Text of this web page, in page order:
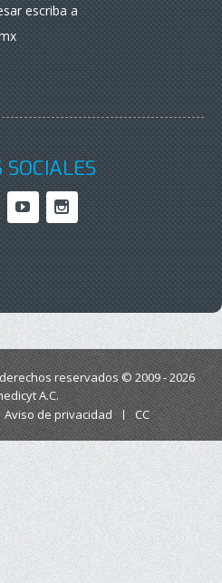
escriba a
SOCIALES
reservados © 2009 - 2026
A.C.
Aviso de privacidad CC